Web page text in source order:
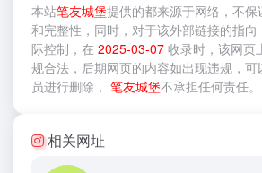
本站笔友城堡提供的都来源于网络，不
和完整性，同时，对于该外部链接的指向
际控制，在 2025-03-07 收录时，该网页
规合法，后期网页的内容如出现违规，
员进行删除， 笔友城堡不承担任何责任。
相关网址